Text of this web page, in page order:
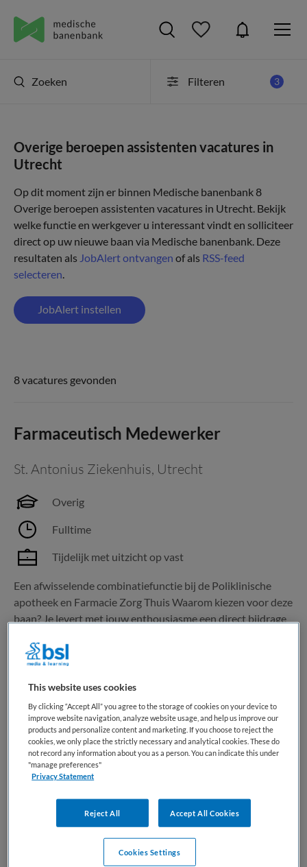
Zoeken Filteren 3
Overige beroepen assistenten vacatures in
Utrecht
Op dit moment zijn er binnen Medische banenbank 8
Overige beroepen assistenten vacatures in Utrecht. Bekijk
welke functie en werkgever u interessant vindt en solliciteer
direct op uw nieuwe baan via Medische banenbank. Deze
resultaten als JobAlert ontvangen of als RSS-feed
selecteren.
JobAlert instellen
8 vacatures gevonden
Farmaceutisch Medewerker
St. Antonius Ziekenhuis, Utrecht
Overig
Fulltime
Tijdelijk met uitzicht op vast
Een afwisselende combinatiefunctie bij de Poliklinische
apotheek en Farmacie Zorg Thuis Waarom kiezen voor deze
baan? Je levert met jouw enthousiasme een direct bijdrage
locatie als werktijden Je hebt al...
Bekijk vacature
Medewerker voeding Utrecht
St. Antonius Ziekenhuis Utrecht
Overig
This website uses cookies
By clicking “Accept All” you agree to the storage of cookies on your device to
improve website navigation, analyze website usage, and help us improve our
products and personalize content and marketing. If you choose to reject the
cookies, we only place the strictly necessary and analytical cookies. These do
not record any information about you as a person. You can indicate this under
"manage preferences"
Privacy Statement
Reject All Accept All Cookies
Cookies Settings